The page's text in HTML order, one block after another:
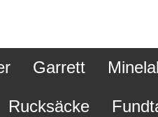
Garrett
Rucksäcke